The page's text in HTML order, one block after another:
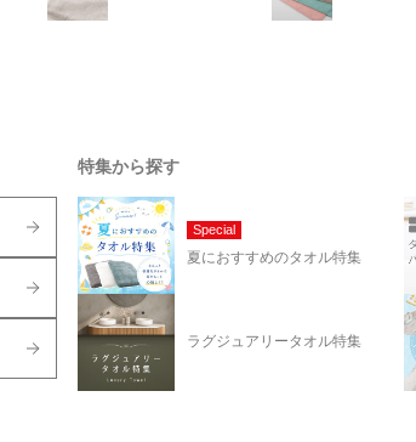
特集から探す
Special
夏におすすめのタオル特集
ラグジュアリータオル特集